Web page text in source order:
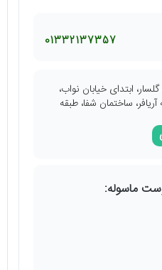
01332137357
ابتدای خیابان نواب،
ساختمان شفا، طبقه
ماسوله: